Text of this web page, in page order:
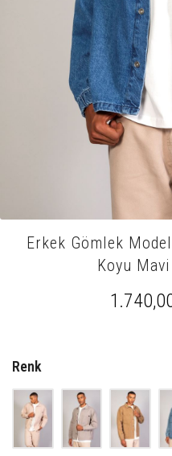
Erkek Gömlek
Koyu
Renk